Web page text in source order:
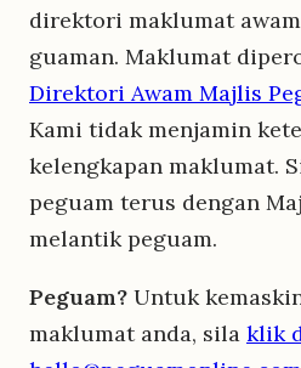
direktori maklumat
guaman. Maklumat
Direktori Awam Majlis
Kami tidak menjamin
kelengkapan maklumat.
peguam terus dengan
melantik peguam.
Peguam? Untuk
maklumat anda, sila klik